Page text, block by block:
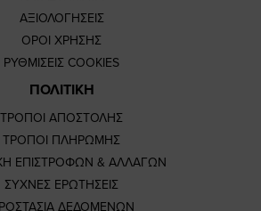
ΑΞΙΟΛΟΓΗΣΕΙΣ
ΟΡΟΙ ΧΡΗΣΗΣ
ΡΥΘΜΙΣΕΙΣ COOKIES
ΠΟΛΙΤΙΚΗ
ΤΡΟΠΟΙ ΑΠΟΣΤΟΛΗΣ
ΤΡΟΠΟΙ ΠΛΗΡΩΜΗΣ
ΕΠΙΣΤΡΟΦΩΝ & ΑΛΛΑΓΩΝ
ΣΥΧΝΕΣ ΕΡΩΤΗΣΕΙΣ
ΔΕΔΟΜΕΝΩΝ